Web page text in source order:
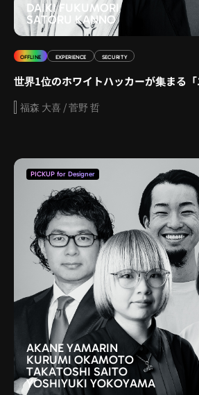
DAIKI FUKUMORI
SATORU KANNO
OFFLINE EXPERIENCE SECURITY
世界1位のホワイトハッカーが集まる
福森 大喜 / 菅野 哲
PICKUP for Designer
AKANE YAMARIN
KURUMI OKAMOTO
TAKATOSHI SAITO
YOSHIYUKI YOKOYAMA